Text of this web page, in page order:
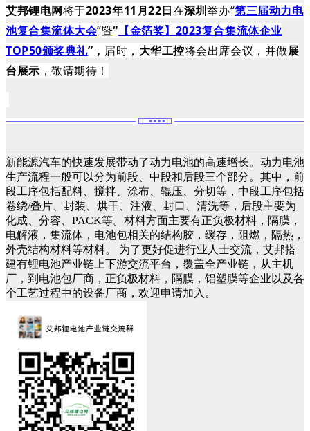
艾邦锂电网将于2023年11月22日在深圳举办“第三届动力电
池复合集流体大会”暨“ 【金箔奖】 2023复合集流体企业
TOP50颁奖典礼”， 届时， 大华工控将会出席会议，并做展
台展示 ，敬请期待！
新能源汽车的快速发展带动了动力电池的高速增长。动力电池
生产流程一般可以分为前段、中段和后段三个部分。其中，前
段工序包括配料、搅拌、涂布、辊压、分切等，中段工序包括
卷绕/叠片、封装、烘干、注液、封口、清洗等，后段主要为
化成、分容、PACK等。材料方面主要有正负极材料，隔膜，
电解液，集流体，电池包相关的结构胶，缓存，阻燃，隔热，
外壳结构材料等材料。 为了更好促进行业人士交流，艾邦搭
建有锂电池产业链上下游交流平台，覆盖全产业链，从主机
厂，到电池包厂商，正负极材料，隔膜，铝塑膜等企业以及各
个工艺过程中的设备厂商，欢迎申请加入。